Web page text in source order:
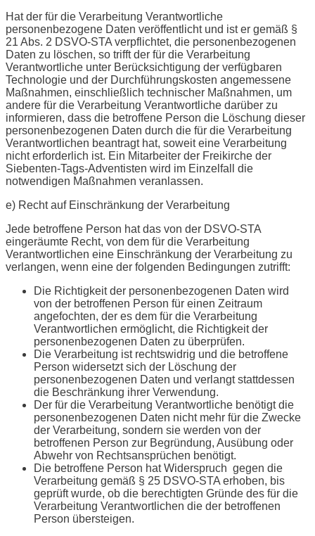
Hat der für die Verarbeitung Verantwortliche
personenbezogene Daten veröffentlicht und ist er gemäß §
21 Abs. 2 DSVO-STA verpflichtet, die personenbezogenen
Daten zu löschen, so trifft der für die Verarbeitung
Verantwortliche unter Berücksichtigung der verfügbaren
Technologie und der Durchführungskosten angemessene
Maßnahmen, einschließlich technischer Maßnahmen, um
andere für die Verarbeitung Verantwortliche darüber zu
informieren, dass die betroffene Person die Löschung dieser
personenbezogenen Daten durch die für die Verarbeitung
Verantwortlichen beantragt hat, soweit eine Verarbeitung
nicht erforderlich ist. Ein Mitarbeiter der Freikirche der
Siebenten-Tags-Adventisten wird im Einzelfall die
notwendigen Maßnahmen veranlassen.
e) Recht auf Einschränkung der Verarbeitung
Jede betroffene Person hat das von der DSVO-STA
eingeräumte Recht, von dem für die Verarbeitung
Verantwortlichen eine Einschränkung der Verarbeitung zu
verlangen, wenn eine der folgenden Bedingungen zutrifft:
Die Richtigkeit der personenbezogenen Daten wird
von der betroffenen Person für einen Zeitraum
angefochten, der es dem für die Verarbeitung
Verantwortlichen ermöglicht, die Richtigkeit der
personenbezogenen Daten zu überprüfen.
Die Verarbeitung ist rechtswidrig und die betroffene
Person widersetzt sich der Löschung der
personenbezogenen Daten und verlangt stattdessen
die Beschränkung ihrer Verwendung.
Der für die Verarbeitung Verantwortliche benötigt die
personenbezogenen Daten nicht mehr für die Zwecke
der Verarbeitung, sondern sie werden von der
betroffenen Person zur Begründung, Ausübung oder
Abwehr von Rechtsansprüchen benötigt.
Die betroffene Person hat Widerspruch gegen die
Verarbeitung gemäß § 25 DSVO-STA erhoben, bis
geprüft wurde, ob die berechtigten Gründe des für die
Verarbeitung Verantwortlichen die der betroffenen
Person übersteigen.